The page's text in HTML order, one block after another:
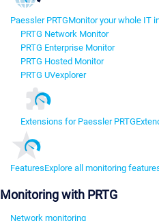
Paessler PRTGMonitor your whole IT
PRTG Network Monitor
PRTG Enterprise Monitor
PRTG Hosted Monitor
PRTG UVexplorer
Extensions for Paessler PRTG
FeaturesExplore all monitoring
Monitoring with PRTG
Network monitoring